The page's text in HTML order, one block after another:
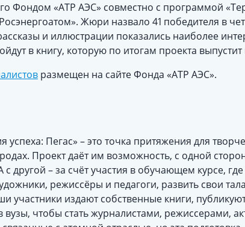
Фондом «АТР АЭС» совместно с программой
Жюри назвало 41 победителя в
и иллюстрации показались наиболее
в книгу, которую по итогам проекта выпустит
размещен на сайте Фонда «АТР АЭС».
успеха: Пегас» – это точка притяжения для
Проект даёт им возможность, с одной
с другой – за счёт участия в обучающем курсе,
режиссёры и педагоги, развить свои
участники издают собственные книги,
вузы, чтобы стать журналистами, режиссерами,